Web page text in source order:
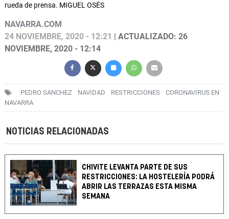
rueda de prensa. MIGUEL OSÉS
NAVARRA.COM
24 NOVIEMBRE, 2020 - 12:21
| ACTUALIZADO: 26
NOVIEMBRE, 2020 - 12:14
PEDRO SANCHEZ NAVIDAD RESTRICCIONES
CORONAVIRUS EN
NAVARRA
NOTICIAS RELACIONADAS
CHIVITE LEVANTA PARTE DE SUS
RESTRICCIONES: LA HOSTELERÍA PODRÁ
ABRIR LAS TERRAZAS ESTA MISMA
SEMANA